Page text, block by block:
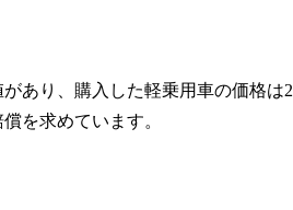
あり、購入した軽乗用車の価格は
を求めています。